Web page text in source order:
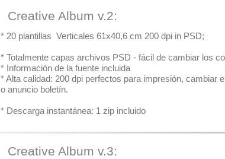
  Creative Album v.2:
* 20 plantillas  Verticales 61x40,6 cm 200 dpi in PSD;
* Totalmente capas archivos PSD - fácil de cambiar los
* Información de la fuente incluida
* Alta calidad: 200 dpi perfectos para impresión, cambiar
o anuncio boletín.
* Descarga instantánea: 1 zip incluido
  Creative Album v.3: